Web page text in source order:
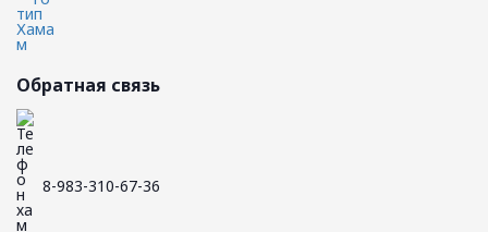
Обратная связь
8-983-310-67-36